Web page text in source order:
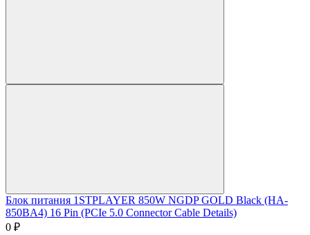
Блок питания 1STPLAYER 850W NGDP GOLD Black (HA-
850BA4) 16 Pin (PCIe 5.0 Connector Cable Details)
0 ₽